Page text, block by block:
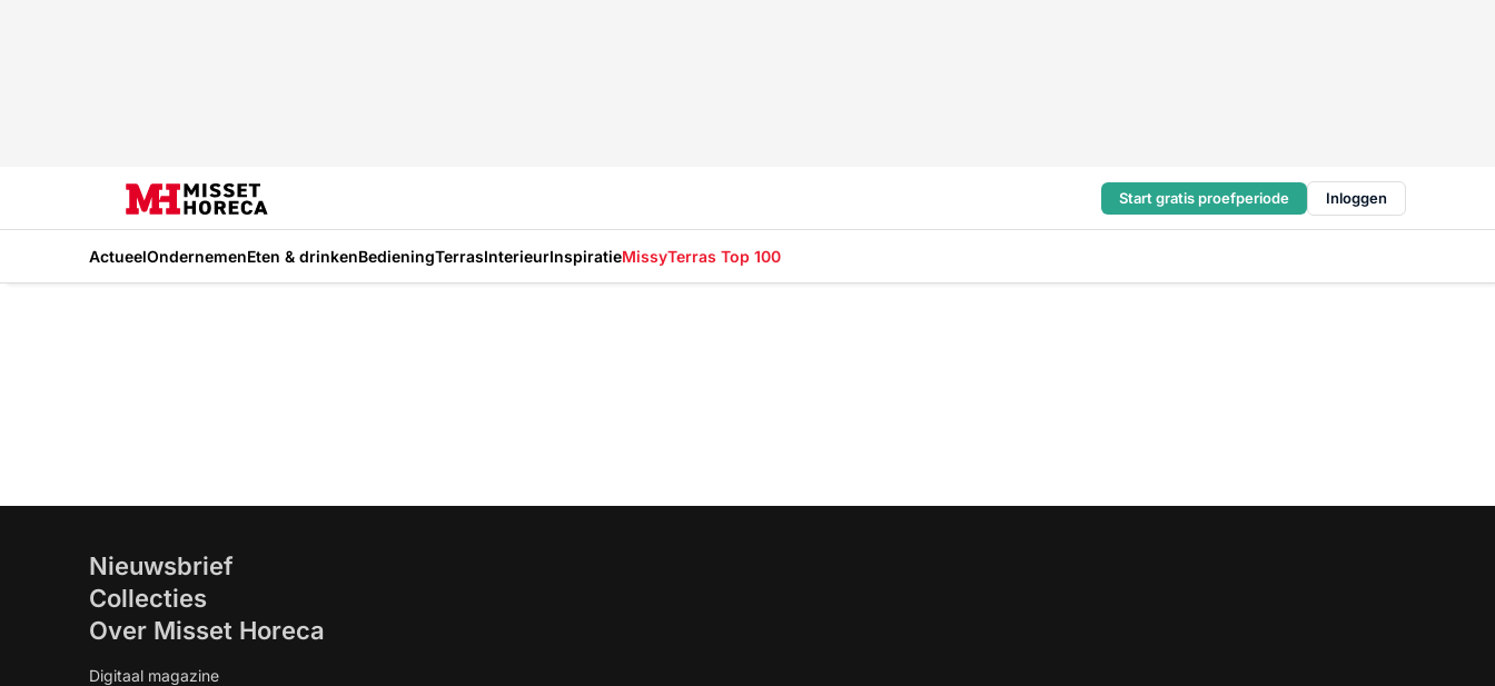
Start gratis proefperiode Inloggen
ActueelOndernemenEten & drinkenBedieningTerrasInterieurInspiratieMissyTerras Top 100
Nieuwsbrief
Collecties
Over Misset Horeca
Digitaal magazine